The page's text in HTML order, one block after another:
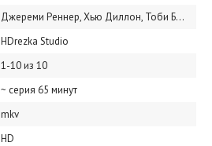
Джереми Реннер, Хью Диллон, Тоби Бамтефа, Тейлор Хэндли, Эмма Лейрд, Дерек Уэбстер, Хеймиш Аллан-Хэдли, Ниши Мунши, Майкл Бич, Эйдан Гиллен
HDrezka Studio
1-10 из 10
~ серия 65 минут
mkv
HD